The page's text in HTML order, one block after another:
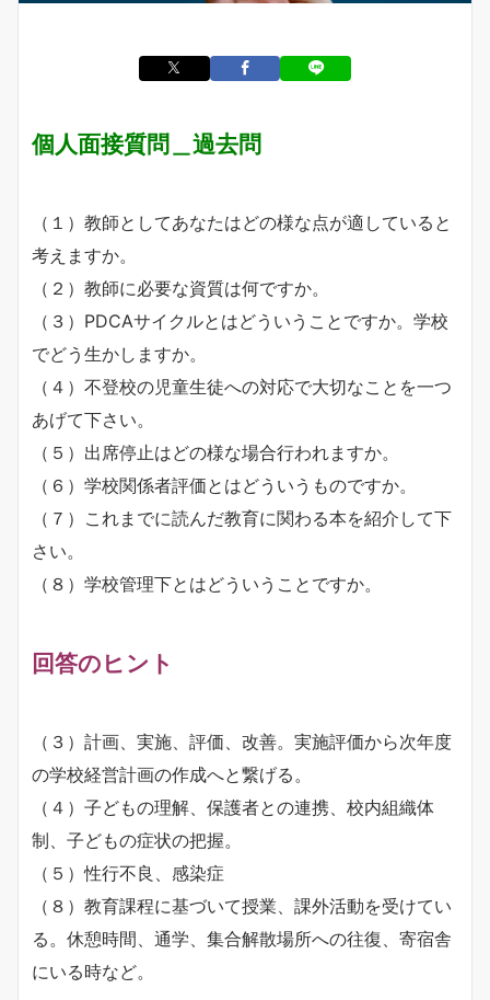
個人面接質問＿過去問
（１）教師としてあなたはどの様な点が適していると
考えますか。
（２）教師に必要な資質は何ですか。
（３）PDCAサイクルとはどういうことですか。学校
でどう生かしますか。
（４）不登校の児童生徒への対応で大切なことを一つ
あげて下さい。
（５）出席停止はどの様な場合行われますか。
（６）学校関係者評価とはどういうものですか。
（７）これまでに読んだ教育に関わる本を紹介して下
さい。
（８）学校管理下とはどういうことですか。
回答のヒント
（３）計画、実施、評価、改善。実施評価から次年度
の学校経営計画の作成へと繋げる。
（４）子どもの理解、保護者との連携、校内組織体
制、子どもの症状の把握。
（５）性行不良、感染症
（８）教育課程に基づいて授業、課外活動を受けてい
る。休憩時間、通学、集合解散場所への往復、寄宿舎
にいる時など。